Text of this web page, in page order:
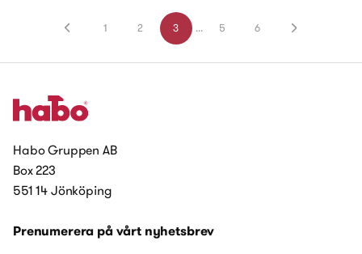
1 2 3 ... 5 6
Habo Gruppen AB
Box 223
551 14 Jönköping
Prenumerera på vårt nyhetsbrev